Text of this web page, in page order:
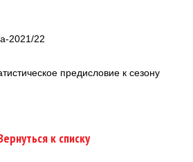
2021/22
предисловие к сезону
к списку